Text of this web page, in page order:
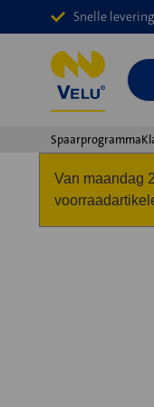
Snelle
Spaarprogramma
Van maandag